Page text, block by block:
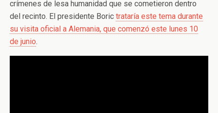
crímenes de lesa humanidad que se cometieron dentro
del recinto. El presidente Boric trataría este tema durante
su visita oficial a Alemania, que comenzó este lunes 10
de junio.